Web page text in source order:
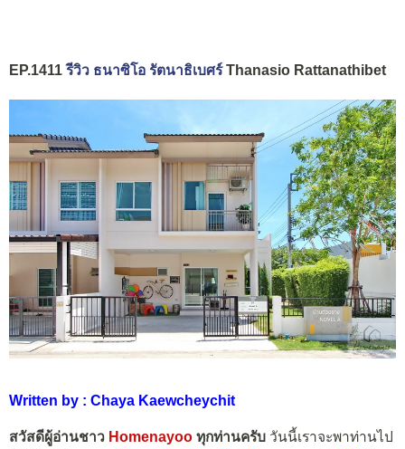
EP.1411รีวิว ธนาซิโอ รัตนาธิเบศร์Thanasio Rattanathibet
Written by : Chaya Kaewcheychit
สวัสดีผู้อ่านชาว Homenayoo ทุกท่านครับ วันนี้เราจะพาท่านไป